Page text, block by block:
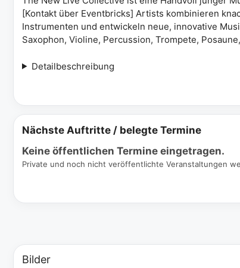
[Kontakt über Eventbricks] Artists kombinieren
Instrumenten und entwickeln neue, innovative
Saxophon, Violine, Percussion, Trompete,
Detailbeschreibung
Nächste Auftritte / belegte Termine
Keine öffentlichen Termine eingetragen.
Private und noch nicht veröffentlichte Veranstaltungen
Bilder